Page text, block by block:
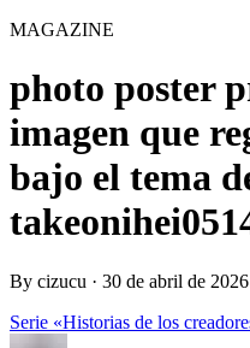
MAGAZINE
photo poster
imagen que
bajo el tema
By cizucu · 30 de abril de 2026
Serie «Historias de los